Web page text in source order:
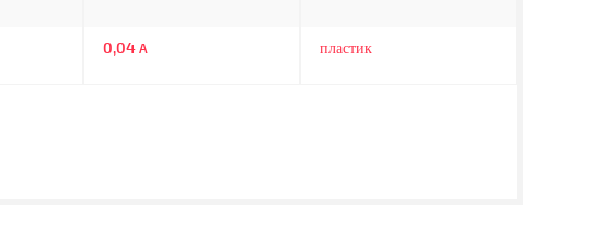
0,04 A пластик